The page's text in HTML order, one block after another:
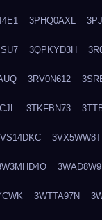
3PHQ0AXL
3QPKYD3H
3RV0N612
3TKFBN73
3VX5WW8T
3WTTA97N